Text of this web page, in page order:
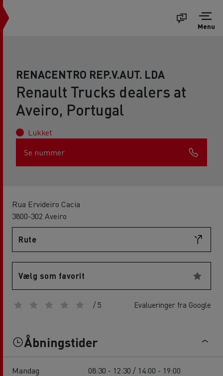
Menu
RENACENTRO REP.V.AUT. LDA
Renault Trucks dealers at
Aveiro, Portugal
Lukket
Se nummer
Rua Ervideiro Cacia
3800-302 Aveiro
Rute
Vælg som favorit
/ 5 Evalueringer fra Google
Åbningstider
Mandag
08:30 - 12:30 / 14:00 - 19:00